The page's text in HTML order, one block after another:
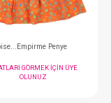
Salopet